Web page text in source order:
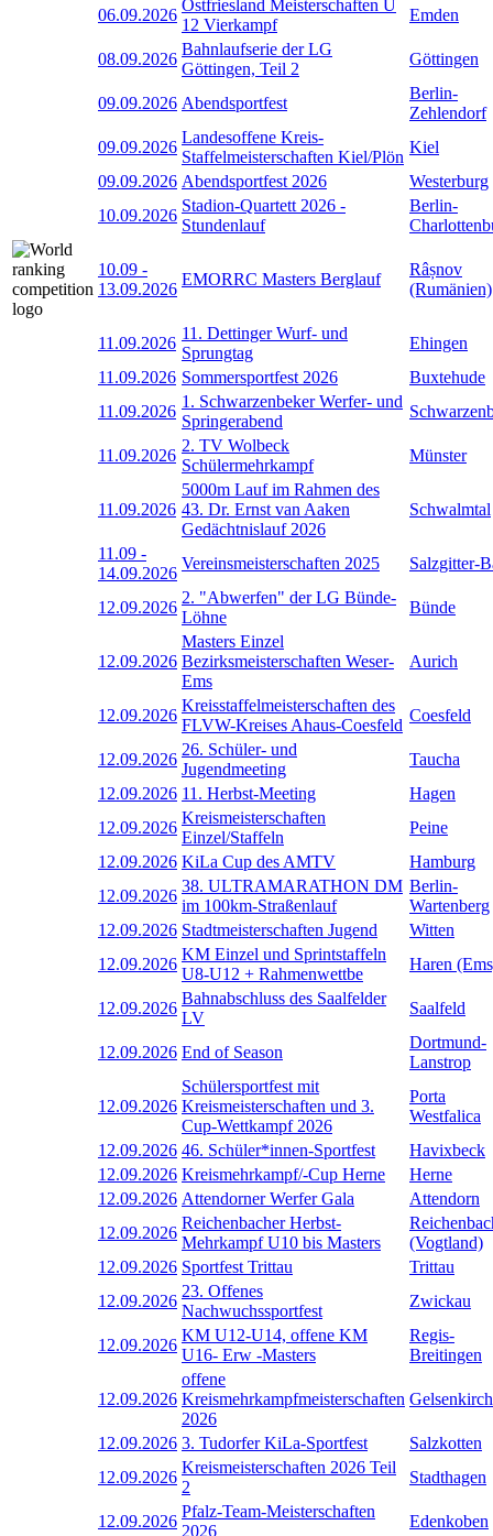
06.09.2026
Ostfriesland Meisterschaften U
12 Vierkampf
Emden
08.09.2026
Bahnlaufserie der LG
Göttingen, Teil 2
Göttingen
09.09.2026 Abendsportfest
Berlin-
Zehlendorf
09.09.2026
Landesoffene Kreis-
Staffelmeisterschaften Kiel/Plön
Kiel
09.09.2026 Abendsportfest 2026
Westerburg
10.09.2026
Stadion-Quartett 2026 -
Stundenlauf
Berlin-
10.09 -
13.09.2026
EMORRC Masters Berglauf
Râșnov
(Rumänien)
11.09.2026
11. Dettinger Wurf- und
Sprungtag
Ehingen
11.09.2026 Sommersportfest 2026
Buxtehude
11.09.2026
1. Schwarzenbeker Werfer- und
Springerabend
11.09.2026
2. TV Wolbeck
Schülermehrkampf
Münster
11.09.2026
5000m Lauf im Rahmen des
43. Dr. Ernst van Aaken
Gedächtnislauf 2026
Schwalmtal
11.09 -
14.09.2026
Vereinsmeisterschaften 2025 Salzgitter-
12.09.2026
2. "Abwerfen" der LG Bünde-
Löhne
Bünde
12.09.2026
Masters Einzel
Bezirksmeisterschaften Weser-
Ems
Aurich
12.09.2026
Kreisstaffelmeisterschaften des
FLVW-Kreises Ahaus-Coesfeld
Coesfeld
12.09.2026
26. Schüler- und
Jugendmeeting
Taucha
12.09.2026 11. Herbst-Meeting
Hagen
12.09.2026
Kreismeisterschaften
Einzel/Staffeln
Peine
12.09.2026 KiLa Cup des AMTV
Hamburg
12.09.2026
38. ULTRAMARATHON DM
im 100km-Straßenlauf
Berlin-
Wartenberg
12.09.2026 Stadtmeisterschaften Jugend
Witten
12.09.2026
KM Einzel und Sprintstaffeln
U8-U12 + Rahmenwettbe
Haren
12.09.2026
Bahnabschluss des Saalfelder
LV
Saalfeld
12.09.2026 End of Season
Dortmund-
Lanstrop
12.09.2026
Schülersportfest mit
Kreismeisterschaften und 3.
Cup-Wettkampf 2026
Porta
Westfalica
12.09.2026 46. Schüler*innen-Sportfest
Havixbeck
12.09.2026 Kreismehrkampf/-Cup Herne
Herne
12.09.2026 Attendorner Werfer Gala
Attendorn
12.09.2026
Reichenbacher Herbst-
Mehrkampf U10 bis Masters
(Vogtland)
12.09.2026 Sportfest Trittau
Trittau
12.09.2026
23. Offenes
Nachwuchssportfest
Zwickau
12.09.2026
KM U12-U14, offene KM
U16- Erw -Masters
Regis-
Breitingen
12.09.2026
offene
Kreismehrkampfmeisterschaften
2026
12.09.2026 3. Tudorfer KiLa-Sportfest
Salzkotten
12.09.2026
Kreismeisterschaften 2026 Teil
2
Stadthagen
12.09.2026
Pfalz-Team-Meisterschaften
2026
Edenkoben